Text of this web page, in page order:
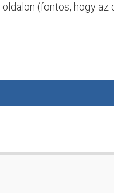
oldalon (fontos, hogy az